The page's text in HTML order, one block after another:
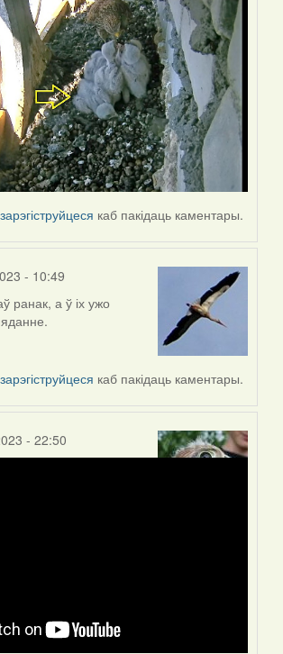
зарэгіструйцеся каб пакідаць каментары.
- 10:49
ранак, а ў іх ужо
зарэгіструйцеся каб пакідаць каментары.
- 22:50